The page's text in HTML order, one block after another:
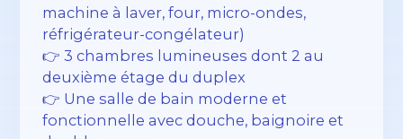
machine à laver, four, micro-ondes,
réfrigérateur-congélateur)
👉 3 chambres lumineuses dont 2 au
deuxième étage du duplex
👉 Une salle de bain moderne et
fonctionnelle avec douche, baignoire et